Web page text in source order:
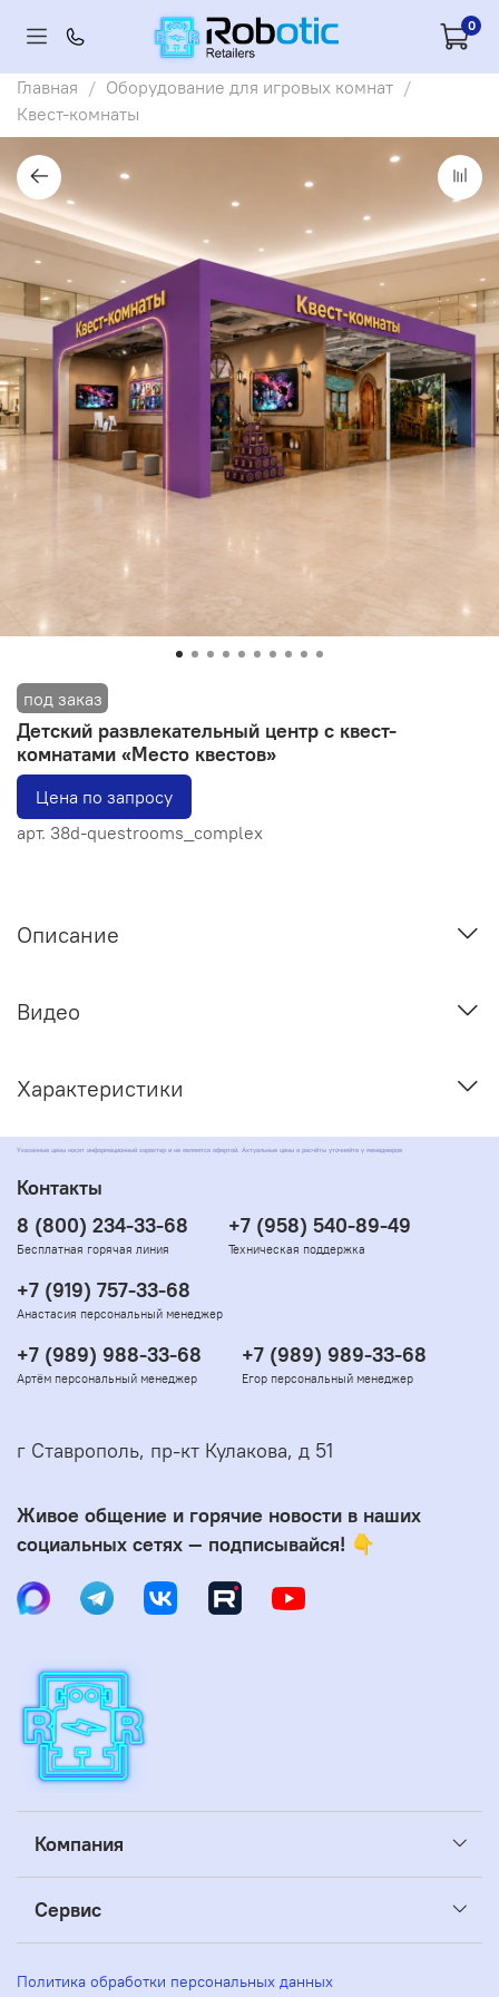
0
Главная
Оборудование для игровых комнат
Квест-комнаты
арт. 38d-questrooms_complex
Детский развлекательный центр с квест-
комнатами «Место квестов»
Цена по запросу
Описание
Видео
Характеристики
Указанные цены носят информационный характер и не являются офертой. Актуальные цены и расчёты уточняйте у менеджеров
Компания
Сервис
Контакты
8 (800) 234-33-68
Бесплатная горячая линия
+7 (958) 540-89-49
Техническая поддержка
+7 (919) 757-33-68
Анастасия персональный менеджер
+7 (989) 988-33-68
Артём персональный менеджер
+7 (989) 989-33-68
Егор персональный менеджер
г Ставрополь, пр-кт Кулакова, д 51
Живое общение и горячие новости в наших
социальных сетях — подписывайся! 👇
Политика обработки персональных данных